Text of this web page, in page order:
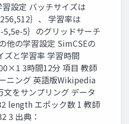
習設定 バッチサイズは
｝、 学習率は
5,5e-5｝のグリッドサーチ
他の学習設定 SimCSEの
ズと学習率 学習時間
3時間12分 項目 教師
ニング 英語版Wikipedia
文をサンプリング データ
length エポック数 1 教師
3 出典：